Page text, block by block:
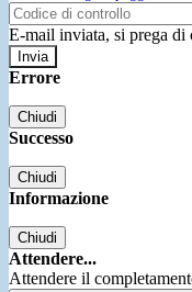
E-mail inviata, si prega di
Errore
Chiudi
Successo
Chiudi
Informazione
Chiudi
Attendere...
Attendere il